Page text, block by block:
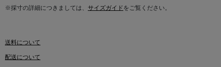
※採寸の詳細につきましては、 サイズガイドをご覧ください。
送料について
配送について